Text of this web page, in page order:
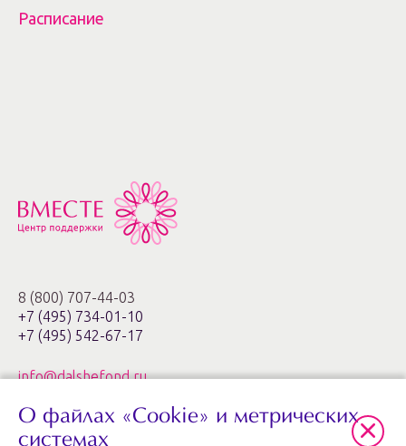
8 (800) 707-44-03
+7 (495) 734-01-10
+7 (495) 542-67-17
info@dalshefond.ru
119285, г. Москва,
ул. Минская, 1г, корп. 3, офис ХХIa,
Расписание
О файлах «Cookie» и метрических
системах